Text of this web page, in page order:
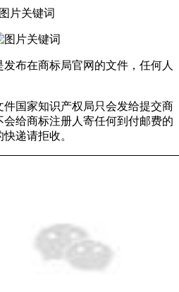
布在商标局官网的文件，任何人
国家知识产权局只会发给提交商
给商标注册人寄任何到付邮费的
递请拒收。